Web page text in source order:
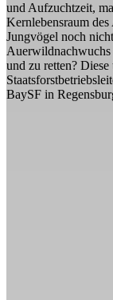
und Aufzuchtzeit,
Kernlebensraum
Jungvögel noch
Auerwildnachwuchs
und zu retten?
BaySF in